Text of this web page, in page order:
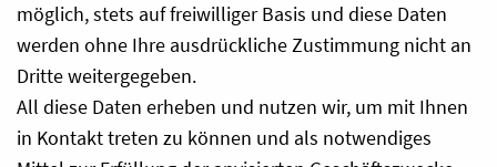
möglich, stets auf freiwilliger Basis und diese Daten
werden ohne Ihre ausdrückliche Zustimmung nicht an
Dritte weitergegeben.
All diese Daten erheben und nutzen wir, um mit Ihnen
in Kontakt treten zu können und als notwendiges